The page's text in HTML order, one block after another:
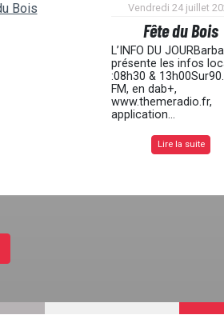
Vendredi 24 juillet
Fête du Bois
L’INFO DU
présente les infos
:08h30 &
FM, en dab+,
www.themeradio.fr,
application...
Lire la suite